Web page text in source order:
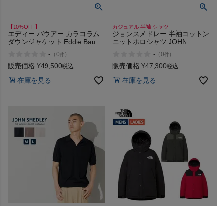
【10%OFF】
エディー バウアー カラコラム
ダウンジャケット Eddie Bauer
- （0件 ）
販売価格 ¥49,500税込
在庫を見る
カジュアル 半袖 シャツ
ジョンスメドレー 半袖コットン
ニットポロシャツ JOHN
- （0件 ）
販売価格 ¥47,300税込
在庫を見る